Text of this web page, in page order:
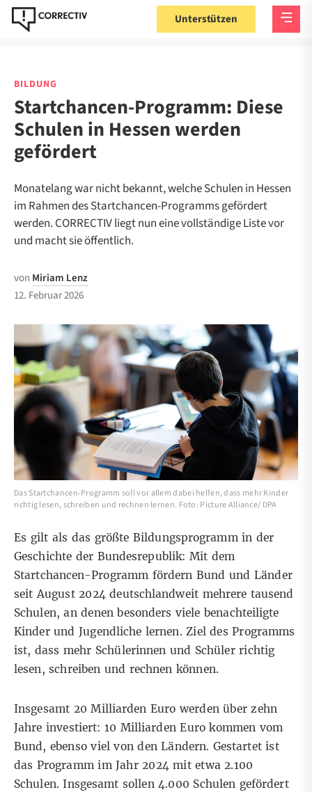
Unterstützen
BILDUNG
Startchancen-Programm: Diese
Schulen in Hessen werden
gefördert
Monatelang war nicht bekannt, welche Schulen in Hessen
im Rahmen des Startchancen-Programms gefördert
werden. CORRECTIV liegt nun eine vollständige Liste vor
und macht sie öffentlich.
von Miriam Lenz
12. Februar 2026
Das Startchancen-Programm soll vor allem dabei helfen, dass mehr Kinder
richtig lesen, schreiben und rechnen lernen. Foto: Picture Alliance/ DPA
Es gilt als das größte Bildungsprogramm in der
Geschichte der Bundesrepublik: Mit dem
Startchancen-Programm fördern Bund und Länder
seit August 2024 deutschlandweit mehrere tausend
Schulen, an denen besonders viele benachteiligte
Kinder und Jugendliche lernen. Ziel des Programms
ist, dass mehr Schülerinnen und Schülerrichtig
lesen, schreiben und rechnen können.
Insgesamt 20 Milliarden Euro werden über zehn
Jahre investiert: 10 Milliarden Euro kommen vom
Bund, ebenso viel von den Ländern. Gestartet ist
das Programm im Jahr 2024 mit etwa 2.100
Schulen. Insgesamt sollen 4.000 Schulen gefördert